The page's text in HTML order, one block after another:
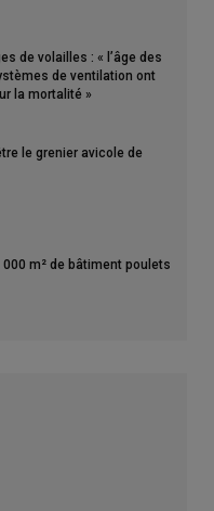
de volailles : « l’âge des
de ventilation ont
la mortalité »
le grenier avicole de
000 m² de bâtiment poulets